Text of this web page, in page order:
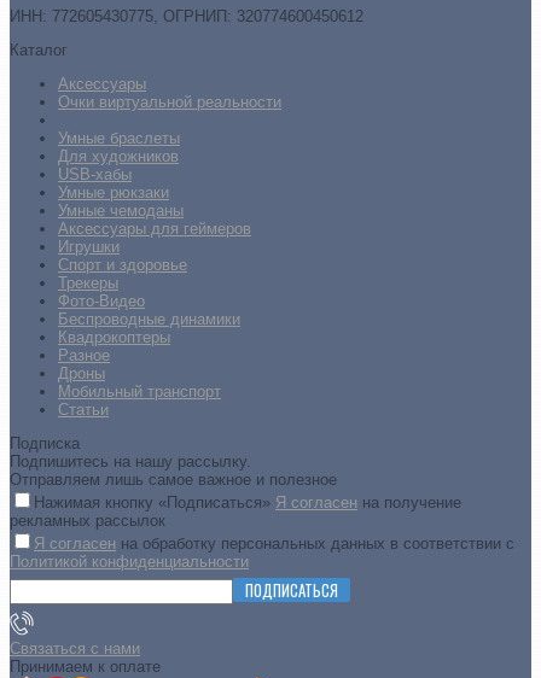
ИНН: 772605430775, ОГРНИП: 320774600450612
Каталог
Аксессуары
Очки виртуальной реальности
Умные браслеты
Для художников
USB-хабы
Умные рюкзаки
Умные чемоданы
Аксессуары для геймеров
Игрушки
Спорт и здоровье
Трекеры
Фото-Видео
Беспроводные динамики
Квадрокоптеры
Разное
Дроны
Мобильный транспорт
Статьи
Подписка
Подпишитесь на нашу рассылку.
Отправляем лишь самое важное и полезное
Нажимая кнопку «Подписаться» Я согласен на получение
рекламных рассылок
Я согласен на обработку персональных данных в соответствии с
Политикой конфиденциальности
ПОДПИСАТЬСЯ
Связаться с нами
Принимаем к оплате